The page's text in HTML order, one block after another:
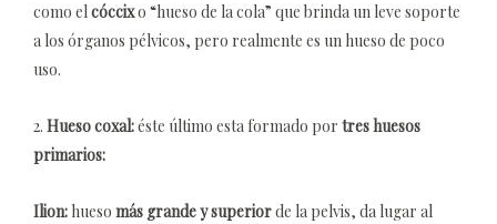
como elcóccixo “hueso de la cola” que brinda un leve soporte
a los órganos pélvicos, pero realmente es un hueso de poco
uso.
2. Hueso coxal:éste último esta formado por tres huesos
primarios:
Ilion: hueso más grande y superiorde la pelvis, da lugar al